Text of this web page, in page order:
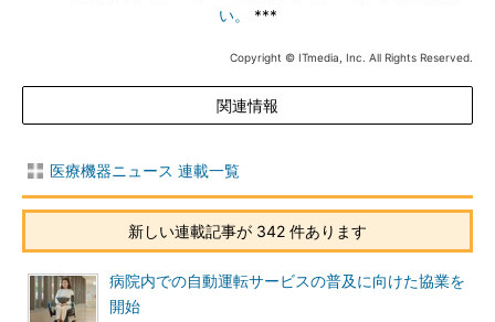
い。
***
Copyright © ITmedia, Inc. All Rights Reserved.
関連情報
医療機器ニュース 連載一覧
新しい連載記事が 342 件あります
病院内での自動運転サービスの普及に向けた協業を
開始